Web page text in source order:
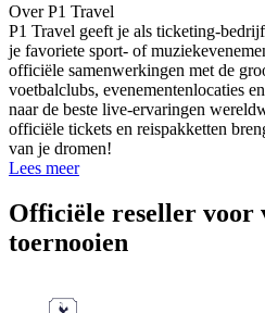
Over P1 Travel
P1 Travel geeft je als ticketing-
je favoriete sport- of
officiële samenwerkingen met de
voetbalclubs, evenementenlocaties
naar de beste live-ervaringen
officiële tickets en reispakketten
van je dromen!
Lees meer
Officiële reseller voor
toernooien